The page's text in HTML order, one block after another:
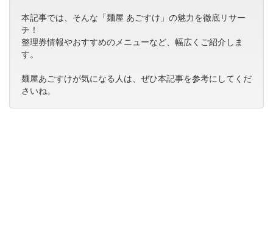
本記事では、そんな「麺屋 あごすけ」の魅力を徹底リサー
チ！
整理券情報やおすすめのメニューなど、幅広くご紹介しま
す。
麺屋あごすけが気になる人は、ぜひ本記事を参考にしてくだ
さいね。